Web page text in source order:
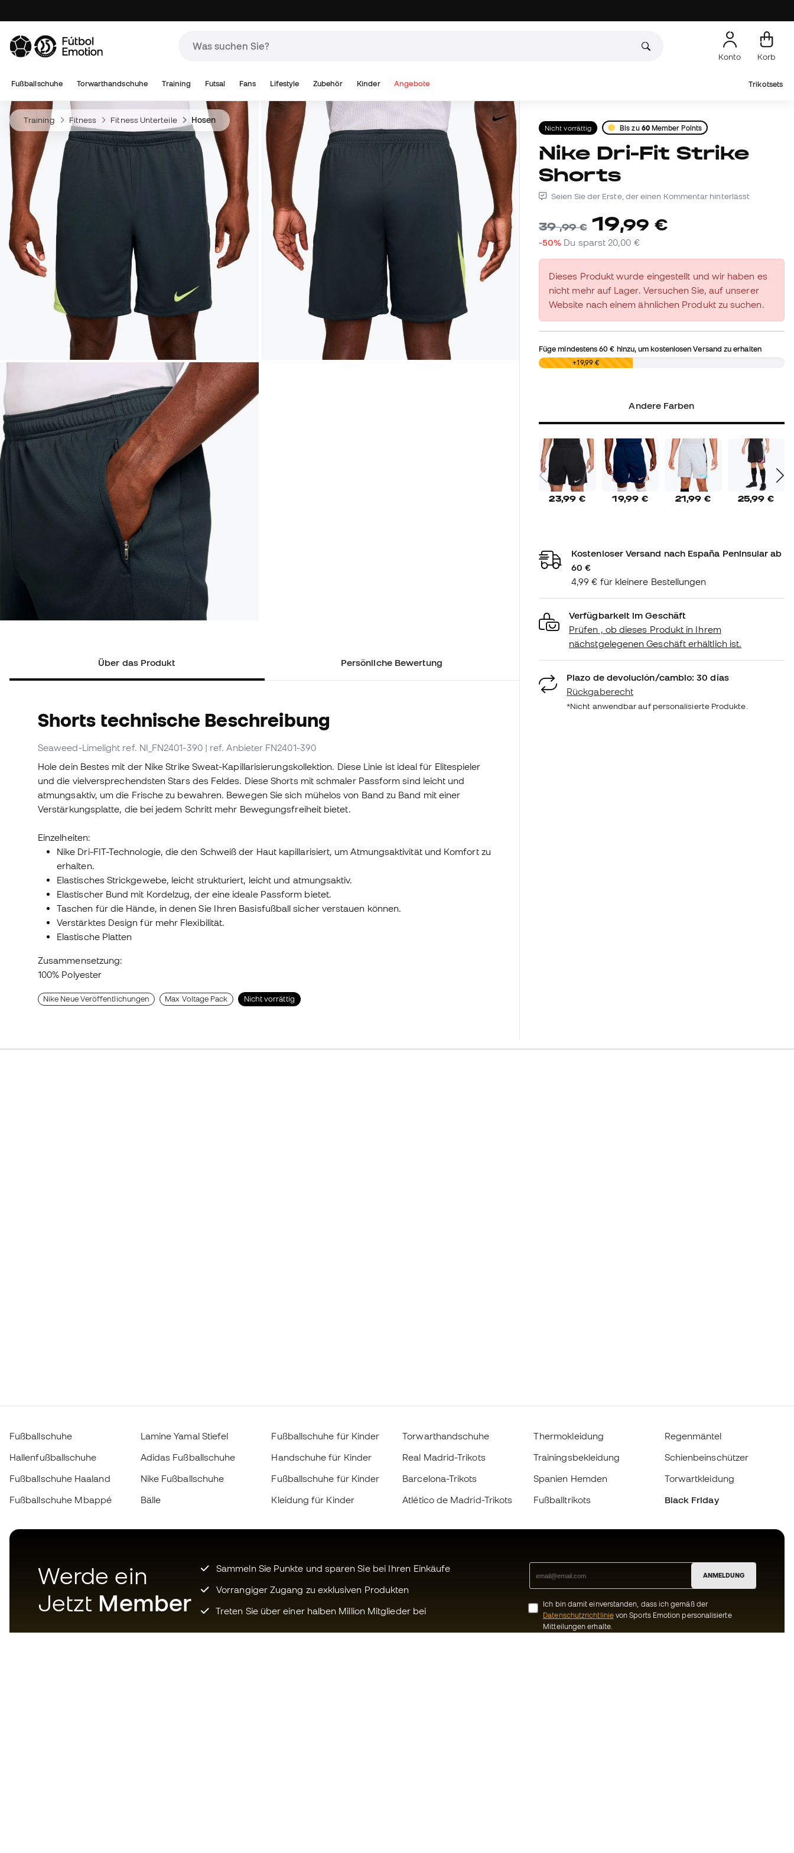
Konto Korb
Fußballschuhe Torwarthandschuhe Training Futsal Fans Lifestyle Zubehör Kinder Angebote Trikotsets
Training Fitness Fitness Unterteile Hosen
Über das Produkt Persönliche Bewertung
Shorts technische Beschreibung
Seaweed-Limelight ref. NI_FN2401-390 | ref. Anbieter FN2401-390
Hole dein Bestes mit der Nike Strike Sweat-Kapillarisierungskollektion. Diese Linie ist ideal für Elitespieler
und die vielversprechendsten Stars des Feldes. Diese Shorts mit schmaler Passform sind leicht und
atmungsaktiv, um die Frische zu bewahren. Bewegen Sie sich mühelos von Band zu Band mit einer
Verstärkungsplatte, die bei jedem Schritt mehr Bewegungsfreiheit bietet.
Einzelheiten:
Nike Dri-FIT-Technologie, die den Schweiß der Haut kapillarisiert, um Atmungsaktivität und Komfort zu
erhalten.
Elastisches Strickgewebe, leicht strukturiert, leicht und atmungsaktiv.
Elastischer Bund mit Kordelzug, der eine ideale Passform bietet.
Taschen für die Hände, in denen Sie Ihren Basisfußball sicher verstauen können.
Verstärktes Design für mehr Flexibilität.
Elastische Platten
Zusammensetzung:
100% Polyester
Nike Neue Veröffentlichungen Max Voltage Pack Nicht vorrättig
Nicht vorrättig Bis zu 60Member Points
Nike Dri-Fit Strike
Shorts
Seien Sie der Erste, der einen Kommentar hinterlässt
39,99 € 19,99 €
-50% Du sparst 20,00 €
Dieses Produkt wurde eingestellt und wir haben es
nicht mehr auf Lager. Versuchen Sie, auf unserer
Website nach einem ähnlichen Produkt zu suchen.
Füge mindestens60 € hinzu, um kostenlosen Versand zu erhalten
0,00 € +19,99 €
Andere Farben
23,99 € 19,99 € 21,99 € 25,99 €
Kostenloser Versand nach España Peninsular ab
60 €
4,99 € für kleinere Bestellungen
Verfügbarkeit im Geschäft
Prüfen , ob dieses Produkt in Ihrem
nächstgelegenen Geschäft erhältlich ist.
Plazo de devolución/cambio: 30 días
Rückgaberecht
*Nicht anwendbar auf personalisierte Produkte.
Fußballschuhe
Hallenfußballschuhe
Fußballschuhe Haaland
Fußballschuhe Mbappé
Lamine Yamal Stiefel
Adidas Fußballschuhe
Nike Fußballschuhe
Bälle
Fußballschuhe für Kinder
Handschuhe für Kinder
Fußballschuhe für Kinder
Kleidung für Kinder
Torwarthandschuhe
Real Madrid-Trikots
Barcelona-Trikots
Atlético de Madrid-Trikots
Thermokleidung
Trainingsbekleidung
Spanien Hemden
Fußballtrikots
Regenmäntel
Schienbeinschützer
Torwartkleidung
Black Friday
Werde ein
Jetzt Member
Sammeln Sie Punkte und sparen Sie bei Ihren Einkäufe
Vorrangiger Zugang zu exklusiven Produkten
Treten Sie über einer halben Million Mitglieder bei
ANMELDUNG
Ich bin damit einverstanden, dass ich gemäß der
Datenschutzrichtlinievon Sports Emotion personalisierte
Mitteilungen erhalte.